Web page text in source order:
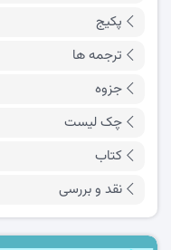
پکیج
ترجمه ها
جزوه
چک لیست
کتاب
نقد و بررسی